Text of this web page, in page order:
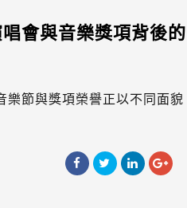
會與音樂獎項背後的
樂節與獎項榮譽正以不同面貌